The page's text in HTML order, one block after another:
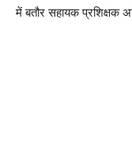
में बतौर सहायक प्रशिक्षक